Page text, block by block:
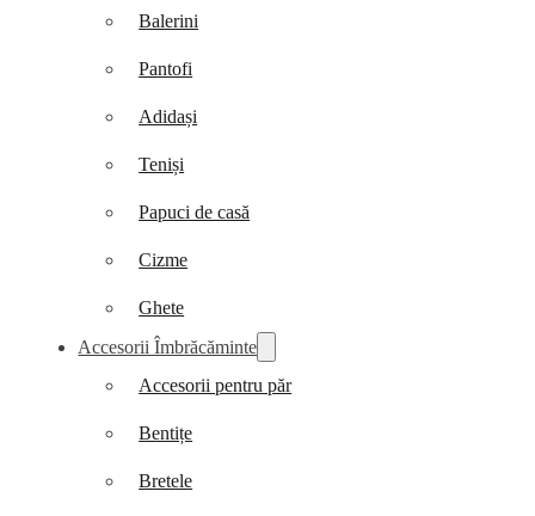
Balerini
Pantofi
Adidași
Teniși
Papuci de casă
Cizme
Ghete
Accesorii Îmbrăcăminte
Accesorii pentru păr
Bentițe
Bretele